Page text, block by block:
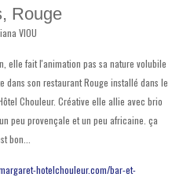
Rouge
VIOU
elle fait l'animation pas sa nature volubile
dans son restaurant Rouge installé dans le
Chouleur. Créative elle allie avec brio
peu provençale et un peu africaine. ça
bon...
hotelchouleur.com/bar-et-